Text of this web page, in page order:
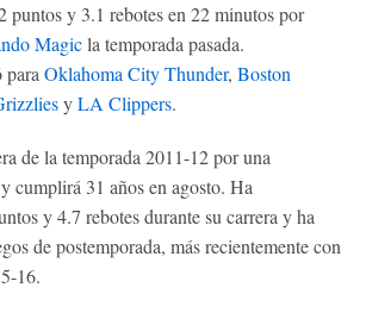
puntos y 3.1 rebotes en 22 minutos por
Magicla temporada pasada.
Oklahoma City Thunder, Boston
yLA Clippers.
de la temporada 2011-12 por una
cumplirá 31 años en agosto. Ha
y 4.7 rebotes durante su carrera y ha
de postemporada, más recientemente con
16.